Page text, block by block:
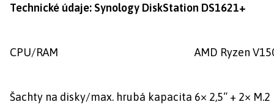
Technické údaje: Synology DiskStation DS1621+
CPU/RAM AMD Ryzen
Šachty na disky/max. hrubá kapacita 6× 2,5“ + 2×